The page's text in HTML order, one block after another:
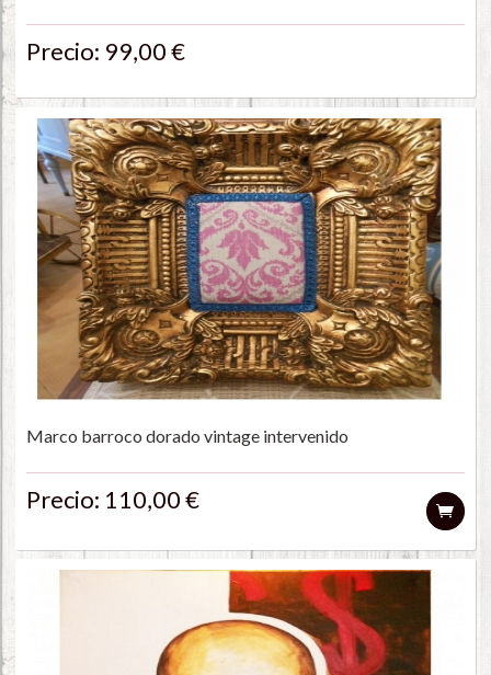
Precio: 99,00 €
Marco barroco dorado vintage intervenido
Precio: 110,00 €